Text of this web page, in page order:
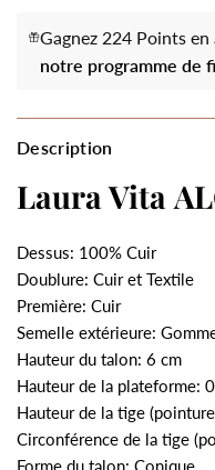
Gagnez 224 Points
notre programme de
Description
Laura Vita
Dessus: 100% Cuir
Doublure: Cuir et Textile
Première: Cuir
Semelle extérieure:
Hauteur du talon: 6 cm
Hauteur de la plateforme: 0
Hauteur de la tige
Circonférence de la tige
Forme du talon: Conique